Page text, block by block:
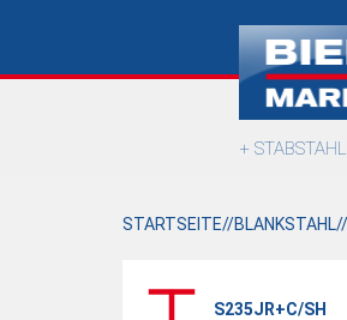
STABSTAHL
STARTSEITE BLANKSTAHL
S235JR+C/SH